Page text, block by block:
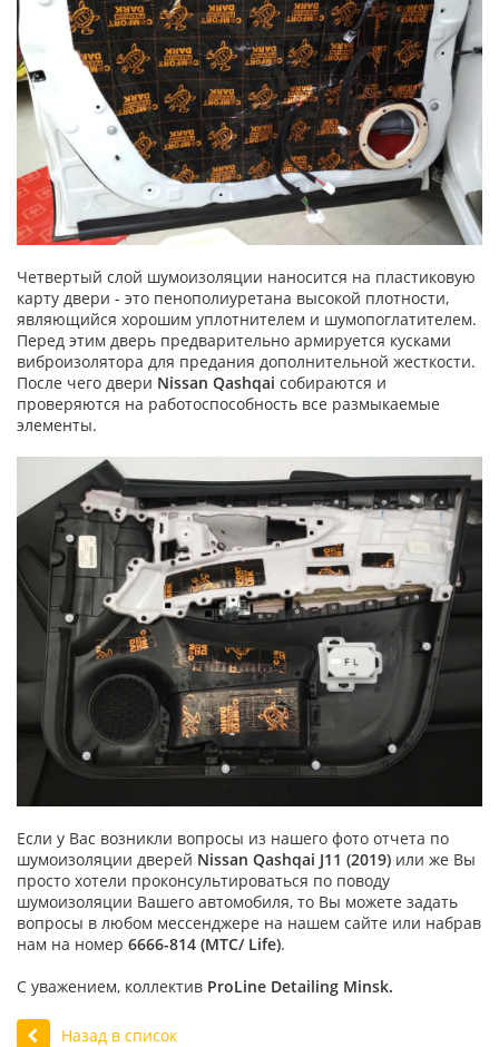
Четвертый слой шумоизоляции наносится на пластиковую
карту двери - это пенополиуретана высокой плотности,
являющийся хорошим уплотнителем и шумопоглатителем.
Перед этим дверь предварительно армируется кусками
виброизолятора для предания дополнительной жесткости.
После чего двери Nissan Qashqai собираются и
проверяются на работоспособность все размыкаемые
элементы.
Если у Вас возникли вопросы из нашего фото отчета по
шумоизоляции дверей Nissan Qashqai J11 (2019) или же Вы
просто хотели проконсультироваться по поводу
шумоизоляции Вашего автомобиля, то Вы можете задать
вопросы в любом мессенджере на нашем сайте или набрав
нам на номер 6666-814 (МТС/ Life).
С уважением, коллектив ProLine Detailing Minsk.
Назад в список